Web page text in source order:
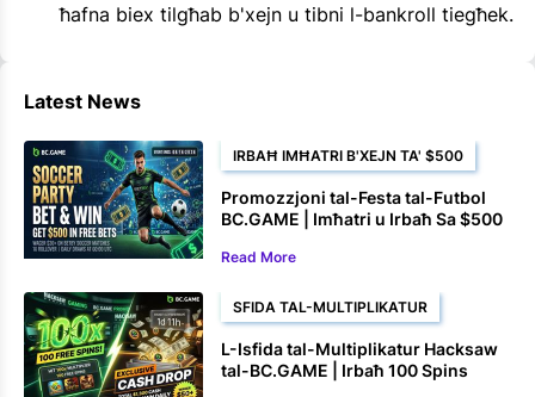
ħafna biex tilgħab b'xejn u tibni l-bankroll tiegħek.
Latest News
IRBAĦ IMĦATRI B'XEJN TA' $500
Promozzjoni tal-Festa tal-Futbol
BC.GAME | Imħatri u Irbaħ Sa $500
Read More
SFIDA TAL-MULTIPLIKATUR
L-Isfida tal-Multiplikatur Hacksaw
tal-BC.GAME | Irbaħ 100 Spins